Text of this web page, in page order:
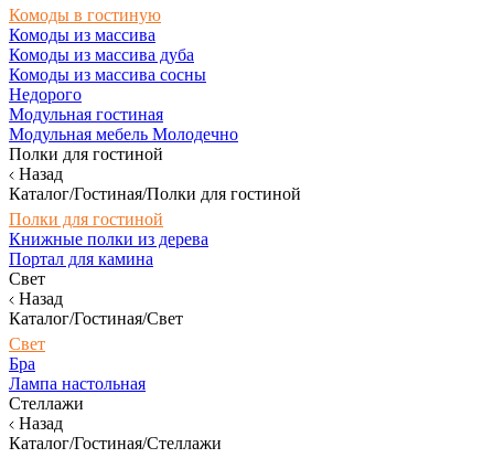
Комоды в гостиную
Комоды из массива
Комоды из массива дуба
Комоды из массива сосны
Недорого
Модульная гостиная
Модульная мебель Молодечно
Полки для гостиной
Назад
Каталог/Гостиная/Полки для гостиной
Полки для гостиной
Книжные полки из дерева
Портал для камина
Свет
Назад
Каталог/Гостиная/Свет
Свет
Бра
Лампа настольная
Стеллажи
Назад
Каталог/Гостиная/Стеллажи